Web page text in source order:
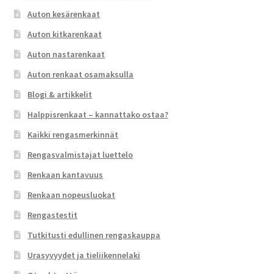
Auton kesärenkaat
Auton kitkarenkaat
Auton nastarenkaat
Auton renkaat osamaksulla
Blogi & artikkelit
Halppisrenkaat – kannattako ostaa?
Kaikki rengasmerkinnät
Rengasvalmistajat luettelo
Renkaan kantavuus
Renkaan nopeusluokat
Rengastestit
Tutkitusti edullinen rengaskauppa
Urasyvyydet ja tieliikennelaki